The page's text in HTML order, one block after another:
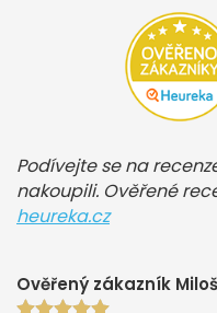
Podívejte se na
nakoupili. Ověřené
heureka.cz
Ověřený zákazník Miloš